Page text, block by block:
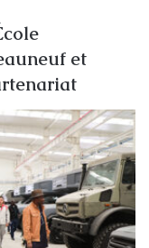
et